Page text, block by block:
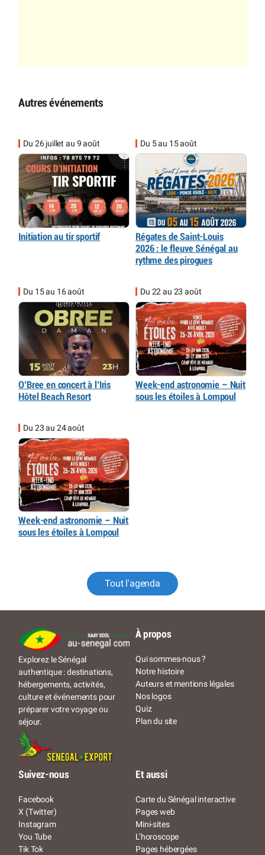
Autres événements
Du 26 juillet au 9 août
Initiation au tir sportif
Du 5 au 15 août
Régates de Saint-Louis
2026 : le fleuve Sénégal au
rythme des pirogues
Du 15 au 16 août
O’Bree en concert à l’Iris
Hôtel Beach Resort
Du 22 au 23 août
Week-end astronomie – Nuit
sous les étoiles à Lompoul
Du 23 au 24 août
Week-end astronomie – Nuit
sous les étoiles à Lompoul
Tout l'agenda
Explorez le Sénégal
authentique : destinations,
hébergements, activités,
culture et événements pour
préparer votre voyage ou
séjour.
À propos
Qui sommes-nous ?
Notre histoire
Auteurs et mentions légales
Nos logos
Quiz
Plan du site
Suivez-nous
Facebook
X (Twitter)
Instagram
You Tube
Tik Tok
Et aussi
Carte du Sénégal interactive
Pages web
Mini-sites
L’horoscope
Pages hébergées